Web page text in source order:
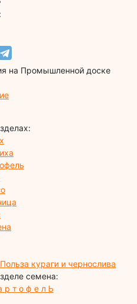
на Промышленной доске
кураги и чернослива
семена:
р т о ф е л Ь